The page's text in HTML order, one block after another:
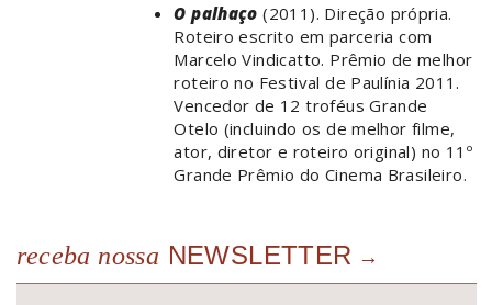
O palhaço (2011). Direção própria.
Roteiro escrito em parceria com
Marcelo Vindicatto. Prêmio de melhor
roteiro no Festival de Paulínia 2011.
Vencedor de 12 troféus Grande
Otelo (incluindo os de melhor filme,
ator, diretor e roteiro original) no 11º
Grande Prêmio do Cinema Brasileiro.
receba nossa NEWSLETTER